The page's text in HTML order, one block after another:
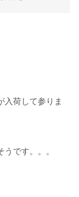
入荷して参りま
うです。。。